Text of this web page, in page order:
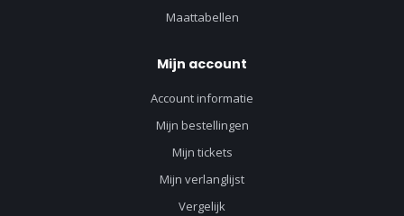
Maattabellen
Mijn account
Account informatie
Mijn bestellingen
Mijn tickets
Mijn verlanglijst
Vergelijk